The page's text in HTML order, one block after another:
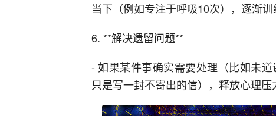
当下（例如专注于呼吸10次），逐渐训
6. **解决遗留问题**
- 如果某件事确实需要处理（比如未
只是写一封不寄出的信），释放心理压